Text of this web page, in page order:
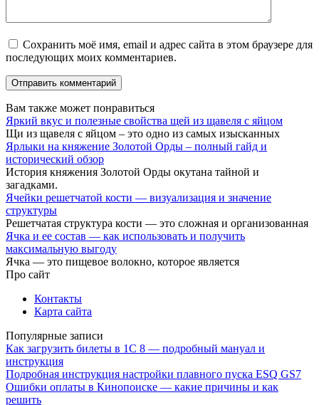
Сохранить моё имя, email и адрес сайта в этом браузере для
последующих моих комментариев.
Вам также может понравиться
Яркий вкус и полезные свойства щей из щавеля с яйцом
Щи из щавеля с яйцом – это одно из самых изысканных
Ярлыки на княжение Золотой Орды – полный гайд и
исторический обзор
История княжения Золотой Орды окутана тайной и
загадками.
Ячейки решетчатой кости — визуализация и значение
структуры
Решетчатая структура кости — это сложная и организованная
Ячка и ее состав — как использовать и получить
максимальную выгоду
Ячка — это пищевое волокно, которое является
Про сайт
Контакты
Карта сайта
Популярные записи
Как загрузить билеты в 1С 8 — подробный мануал и
инструкция
Подробная инструкция настройки плавного пуска ESQ GS7
Ошибки оплаты в Кинопоиске — какие причины и как
решить